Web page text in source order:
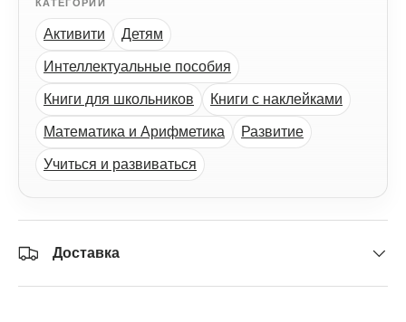
КАТЕГОРИИ
Активити
Детям
Интеллектуальные пособия
Книги для школьников
Книги с наклейками
Математика и Арифметика
Развитие
Учиться и развиваться
Доставка